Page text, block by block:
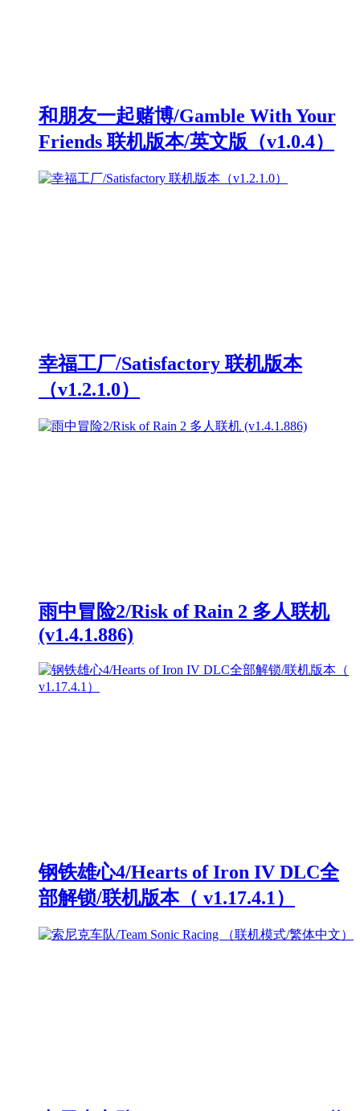
和朋友一起赌博/Gamble With Your
Friends 联机版本/英文版（v1.0.4）
幸福工厂/Satisfactory 联机版本
（v1.2.1.0）
雨中冒险2/Risk of Rain 2 多人联机
(v1.4.1.886)
钢铁雄心4/Hearts of Iron IV DLC全
部解锁/联机版本（ v1.17.4.1）